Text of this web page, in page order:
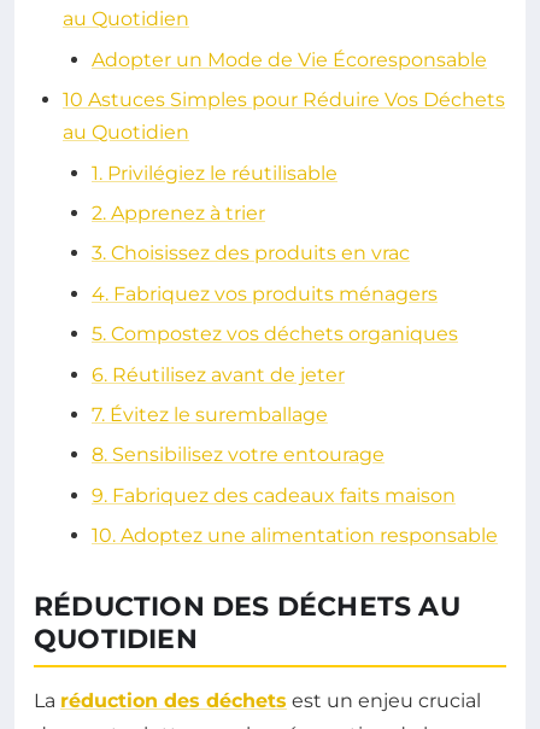
au Quotidien
Adopter un Mode de Vie Écoresponsable
10 Astuces Simples pour Réduire Vos Déchets
au Quotidien
1. Privilégiez le réutilisable
2. Apprenez à trier
3. Choisissez des produits en vrac
4. Fabriquez vos produits ménagers
5. Compostez vos déchets organiques
6. Réutilisez avant de jeter
7. Évitez le suremballage
8. Sensibilisez votre entourage
9. Fabriquez des cadeaux faits maison
10. Adoptez une alimentation responsable
RÉDUCTION DES DÉCHETS AU
QUOTIDIEN
La réduction des déchets est un enjeu crucial